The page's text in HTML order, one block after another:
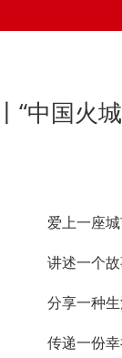
“中国火
爱上一座
讲述一个
分享一种
传递一份